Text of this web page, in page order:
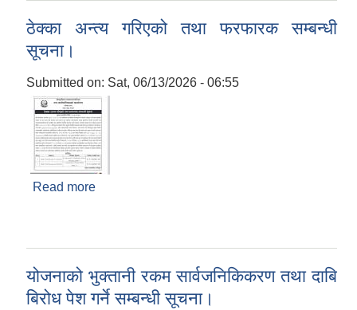
ठेक्का अन्त्य गरिएको तथा फरफारक सम्बन्धी
सूचना।
Submitted on: Sat, 06/13/2026 - 06:55
Read more
योजनाको भुक्तानी रकम सार्वजनिकिकरण तथा दाबि
बिरोध पेश गर्ने सम्बन्धी सूचना।